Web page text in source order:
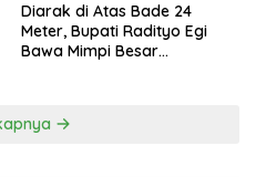
Diarak di Atas Bade 24
Meter, Bupati Radityo Egi
Bawa Mimpi Besar